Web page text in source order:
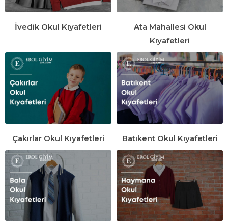
İvedik Okul Kıyafetleri
Ata Mahallesi Okul
Kıyafetleri
Çakırlar Okul Kıyafetleri Batıkent Okul Kıyafetleri